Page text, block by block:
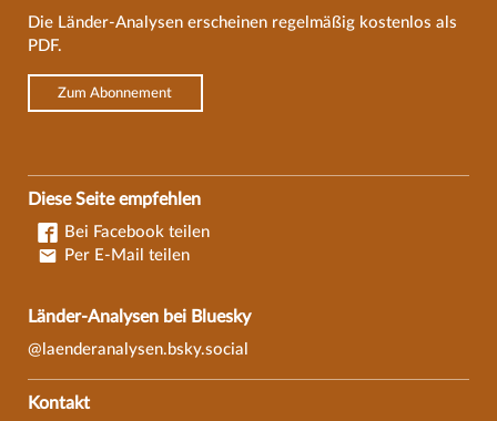
Die Länder-Analysen erscheinen regelmäßig kostenlos als
PDF.
Zum Abonnement
Diese Seite empfehlen
Bei Facebook teilen
Per E-Mail teilen
Länder-Analysen bei Bluesky
@laenderanalysen.bsky.social
Kontakt